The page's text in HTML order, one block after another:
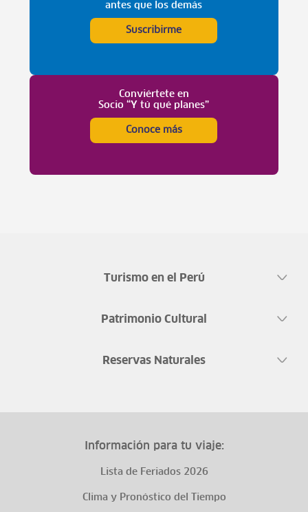
antes que los demás
Suscribirme
Conviértete en
Socio “Y tú qué planes”
Conoce más
Turismo en el Perú
Patrimonio Cultural
Reservas Naturales
Información para tu viaje:
Lista de Feriados 2026
Clima y Pronóstico del Tiempo